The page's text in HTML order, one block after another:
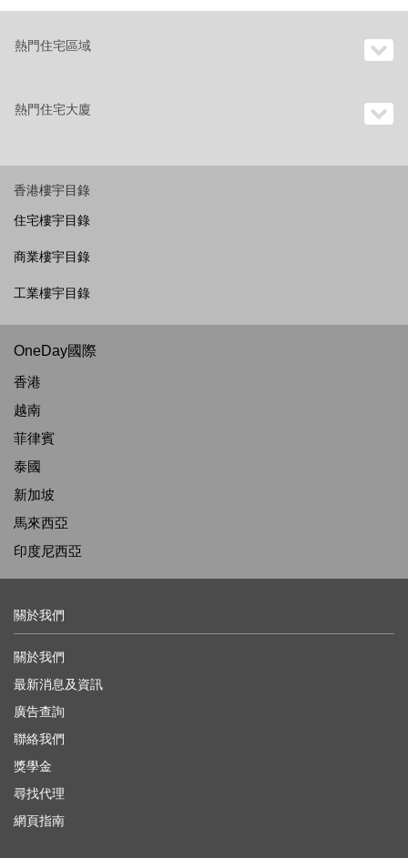
熱門住宅區域
熱門住宅大廈
香港樓宇目錄
住宅樓宇目錄
商業樓宇目錄
工業樓宇目錄
OneDay國際
香港
越南
菲律賓
泰國
新加坡
馬來西亞
印度尼西亞
關於我們
關於我們
最新消息及資訊
廣告查詢
聯絡我們
獎學金
尋找代理
網頁指南